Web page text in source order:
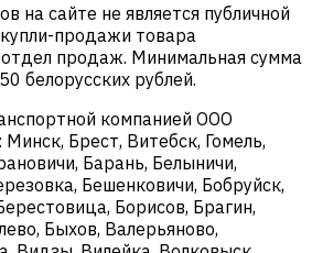
на сайте не является публичной
продажи товара
продаж. Минимальная сумма
белорусских рублей.
компанией ООО
Брест, Витебск, Гомель,
Барань, Белыничи,
Бешенковичи, Бобруйск,
Борисов, Брагин,
Быхов, Валерьяново,